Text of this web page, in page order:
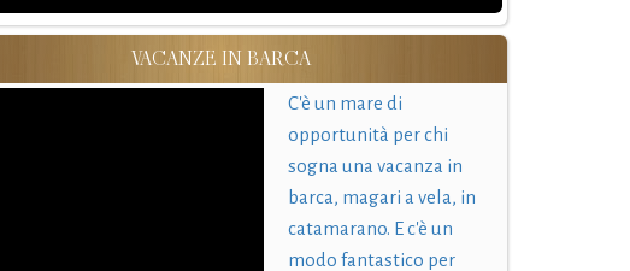
VACANZE IN BARCA
C'è un mare di
opportunità per chi
sogna una vacanza in
barca, magari a vela, in
catamarano. E c'è un
modo fantastico per